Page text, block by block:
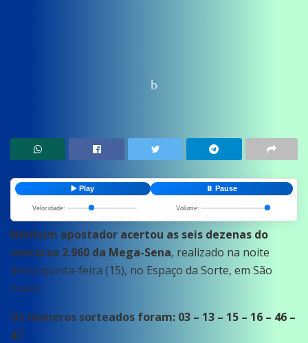
▶️ Play ⏸️ Pause
Velocidade: Volume:
Nenhum apostador acertou as seis dezenas do
concurso 2.960 da Mega-Sena, realizado na noite
desta quinta-feira (15), no Espaço da Sorte, em São
Paulo.
Os números sorteados foram: 03 – 13 – 15 – 16 – 46 –
47